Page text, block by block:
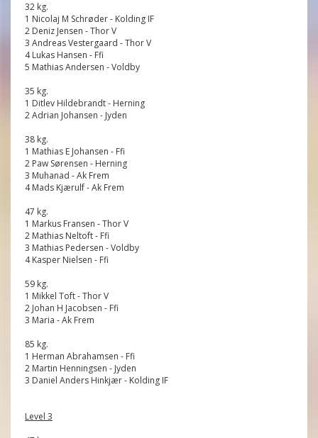
32 kg.
1 Nicolaj M Schrøder - Kolding IF
2 Deniz Jensen - Thor V
3 Andreas Vestergaard - Thor V
4 Lukas Hansen - Ffi
5 Mathias Andersen - Voldby
35 kg.
1 Ditlev Hildebrandt - Herning
2 Adrian Johansen - Jyden
38 kg.
1 Mathias E Johansen - Ffi
2 Paw Sørensen - Herning
3 Muhanad - Ak Frem
4 Mads Kjærulf - Ak Frem
47 kg.
1 Markus Fransen - Thor V
2 Mathias Neltoft - Ffi
3 Mathias Pedersen - Voldby
4 Kasper Nielsen - Ffi
59 kg.
1 Mikkel Toft - Thor V
2 Johan H Jacobsen - Ffi
3 Maria - Ak Frem
85 kg.
1 Herman Abrahamsen - Ffi
2 Martin Henningsen - Jyden
3 Daniel Anders Hinkjær - Kolding IF
Level 3